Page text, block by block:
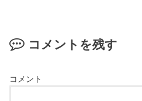
コメントを残す
コメント